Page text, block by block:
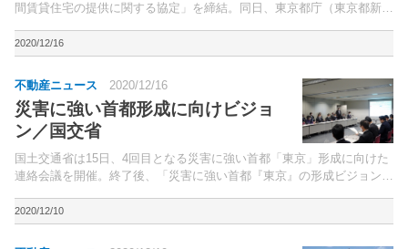
間賃貸住宅の提供に関する協定」を締結。同日、東京都庁（東京都新宿
2020/12/16
不動産ニュース 2020/12/16
災害に強い首都形成に向けビジョ
ン／国交省
国土交通省は15日、4回目となる災害に強い首都「東京」形成に向けた
連絡会議を開催。終了後、「災害に強い首都『東京』の形成ビジョン」
なった。
2020/12/10